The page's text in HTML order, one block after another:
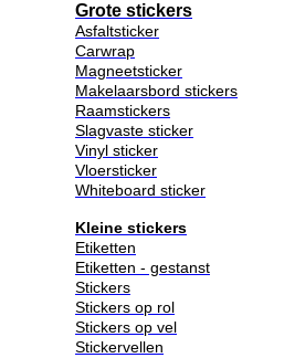
Grote stickers
Asfaltsticker
Carwrap
Magneetsticker
Makelaarsbord stickers
Raamstickers
Slagvaste sticker
Vinyl sticker
Vloersticker
Whiteboard sticker
Kleine stickers
Etiketten
Etiketten - gestanst
Stickers
Stickers op rol
Stickers op vel
Stickervellen